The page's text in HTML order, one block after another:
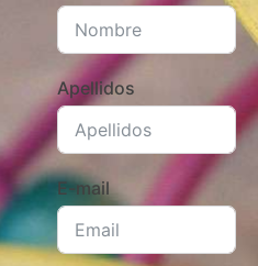
Apellidos
E-mail